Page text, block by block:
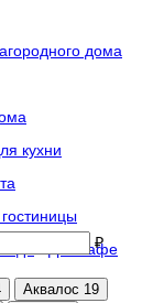
дома
кухни
Для кафе
₽
Аквалос 19